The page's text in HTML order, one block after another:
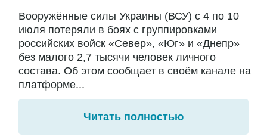
Вооружённые силы Украины (ВСУ) с 4 по 10
июля потеряли в боях с группировками
российских войск «Север», «Юг» и «Днепр»
без малого 2,7 тысячи человек личного
состава. Об этом сообщает в своём канале на
платформе...
Читать полностью